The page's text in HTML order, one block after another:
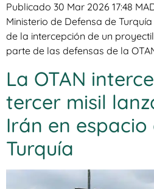
Publicado 30 Mar 2026 17:48
Ministerio de Defensa de
de la intercepción de un
parte de las defensas de la
La OTAN
tercer misil
Irán en
Turquía